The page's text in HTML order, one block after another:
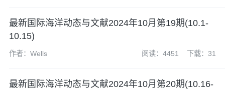
最新国际海洋动态与文献2024年10月第19期(10.1-
10.15)
作者：Wells 阅读：4451 下载：31
最新国际海洋动态与文献2024年10月第20期(10.16-